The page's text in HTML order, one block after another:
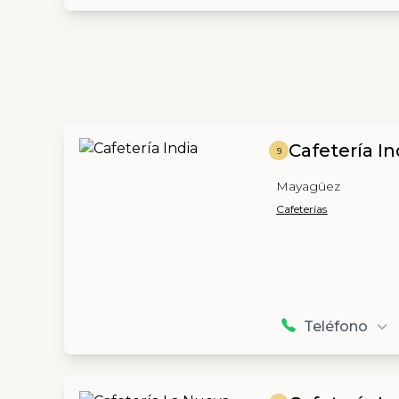
9 Cafetería
Mayagüez
Cafeterías
Teléfono